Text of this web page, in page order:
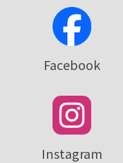
Facebook
Instagram